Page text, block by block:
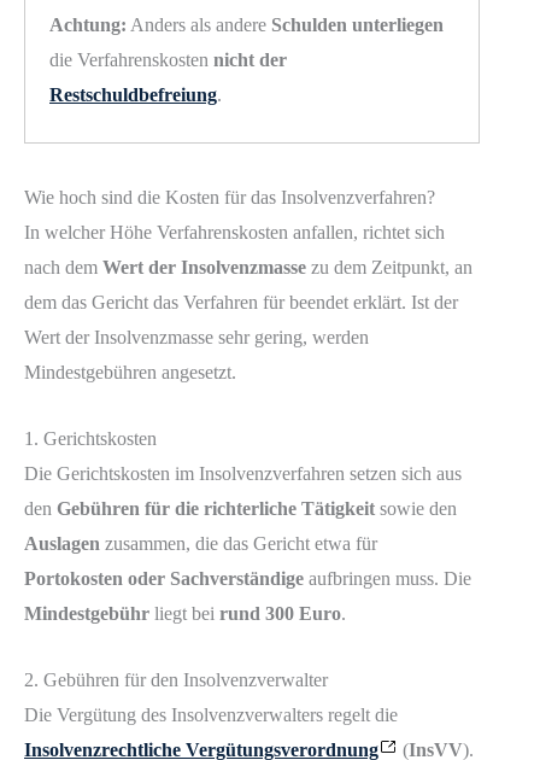
Achtung: Anders als andere Schulden unterliegen
die Verfahrenskosten nicht der
Restschuldbefreiung.
Wie hoch sind die Kosten für das Insolvenzverfahren?
In welcher Höhe Verfahrenskosten anfallen, richtet sich
nach dem Wert der Insolvenzmasse zu dem Zeitpunkt, an
dem das Gericht das Verfahren für beendet erklärt. Ist der
Wert der Insolvenzmasse sehr gering, werden
Mindestgebühren angesetzt.
1. Gerichtskosten
Die Gerichtskosten im Insolvenzverfahren setzen sich aus
den Gebühren für die richterliche Tätigkeit sowie den
Auslagen zusammen, die das Gericht etwa für
Portokosten oder Sachverständige aufbringen muss. Die
Mindestgebühr liegt bei rund 300 Euro.
2. Gebühren für den Insolvenzverwalter
Die Vergütung des Insolvenzverwalters regelt die
Insolvenzrechtliche Vergütungsverordnung
(InsVV).